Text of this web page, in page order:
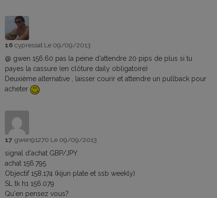
16 cypressat Le 09/09/2013
@ gwen 156.60 pas la peine d'attendre 20 pips de plus si tu
payes la cassure (en clôture daily obligatoire)
Deuxième alternative , laisser courir et attendre un pullback pour
acheter
17 gwen91270 Le 09/09/2013
signal d'achat GBP/JPY
achat 156.795
Objectif 158.174 (kijun plate et ssb weekly)
SL tk h1 156.079
Qu'en pensez vous?